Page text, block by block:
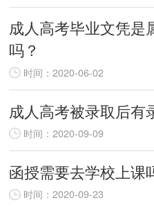
成人高考毕业文凭是
吗？
时间：2020-06-02
成人高考被录取后有
时间：2020-09-09
函授需要去学校上课
时间：2020-09-23